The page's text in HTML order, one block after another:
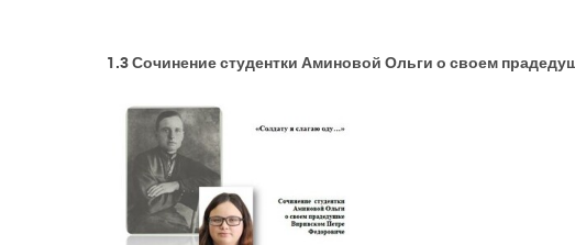
1.3 Сочинение студентки Аминовой Ольги о своем